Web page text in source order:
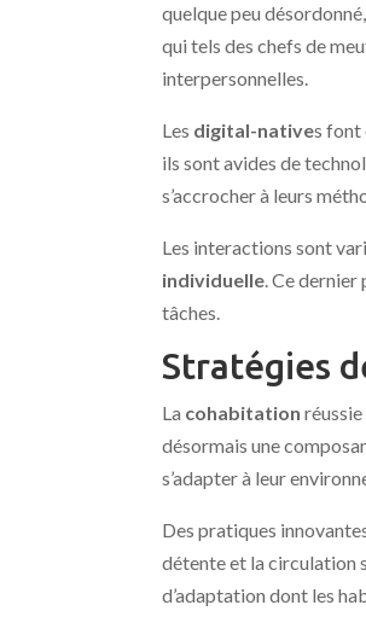
quelque peu
qui tels des chefs de
interpersonnelles.
Les digital-natives font
ils sont avides de
s’accrocher à leurs
Les interactions sont
individuelle. Ce
tâches.
Stratégies
La cohabitation réussie
désormais une
s’adapter à leur
Des pratiques
détente et la circulation
d’adaptation dont les